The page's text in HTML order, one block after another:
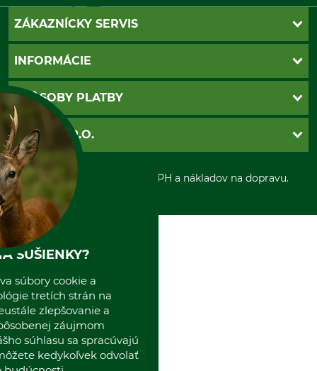
36
ZÁKAZNÍCKY SERVIS
Kontakt
Newsletter
Nastavenia súborov cookie
INFORMÁCIE
Povinné údaje
Obchodné podmienky
Ochrana osobnych udajov
Otváracie hodiny
Zrušenie objednávky
SPÔSOBY PLATBY
Dobierka
Platba vopred
Sepa-inkaso
Osobný odber
GRUBE S.R.O.
O nás
Predajňa
Kolektív GRUBE
Naše pobočky v Európe
*Všetky ceny sú vrátane DPH a nákladov na dopravu.
SUŠIENKY?
súbory cookie a
tretích strán na
zlepšovanie a
záujmom
súhlasu sa spracúvajú
kedykoľvek odvolať